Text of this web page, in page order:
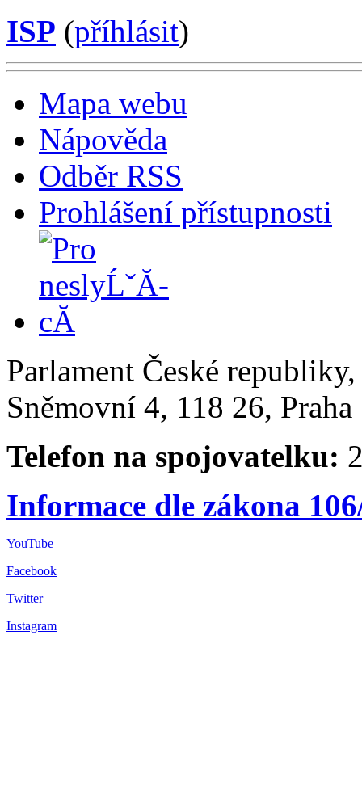
ISP (příhlásit)
Mapa webu
Nápověda
Odběr RSS
Prohlášení přístupnosti
Parlament České
Sněmovní 4, 118 26,
Telefon na spojovatelku:
Informace dle zákona
YouTube
Facebook
Twitter
Instagram